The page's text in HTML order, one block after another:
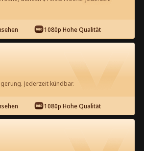
in der App ansehen
Frau des CEOs: Von
verwöhnt
1080p Hohe Qualität
Jederzeit kündbar.
1080p Hohe Qualität